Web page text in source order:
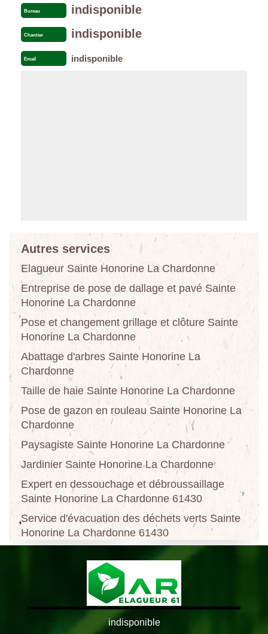
Bureau indisponible
Chantier indisponible
Email indisponible
Autres services
Elagueur Sainte Honorine La Chardonne
Entreprise de pose de dallage et pavé Sainte
Honorine La Chardonne
Pose et changement grillage et clôture Sainte
Honorine La Chardonne
Abattage d'arbres Sainte Honorine La
Chardonne
Taille de haie Sainte Honorine La Chardonne
Pose de gazon en rouleau Sainte Honorine La
Chardonne
Paysagiste Sainte Honorine La Chardonne
Jardinier Sainte Honorine La Chardonne
Expert en dessouchage et débroussaillage
Sainte Honorine La Chardonne 61430
Service d'évacuation des déchets verts Sainte
Honorine La Chardonne 61430
indisponible